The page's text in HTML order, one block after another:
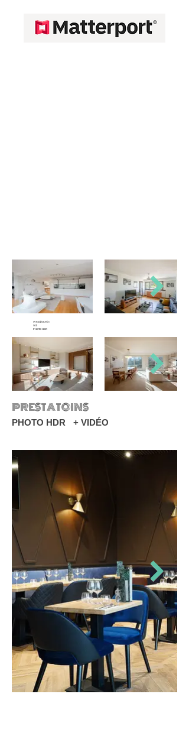
PRESTATOI
NS
PHOTO HDR
PRESTATOINS
PHOTO HDR + VIDÉO